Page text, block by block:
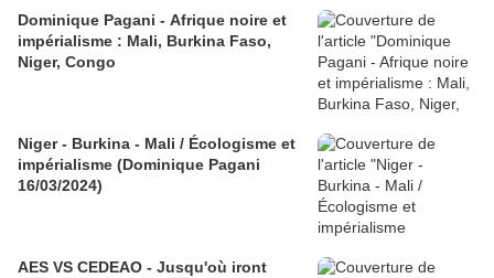
Dominique Pagani - Afrique noire et
impérialisme : Mali, Burkina Faso,
Niger, Congo
Niger - Burkina - Mali / Écologisme et
impérialisme (Dominique Pagani
16/03/2024)
AES VS CEDEAO - Jusqu'où iront